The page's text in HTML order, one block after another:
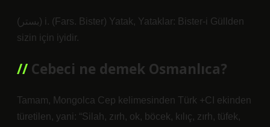
(ﺑﺴﺘﺮ) i. (Fars. Bister) Yatak, Yataklar: Bister-i Güllden
sizin için iyidir.
Cebeci ne demek Osmanlıca?
Tamam, Mongolca Cep kelimesinden Türk +CI ekinden
türetilen, yani: “Silah, zırh, ok, böcek, kılıç, zırh, tüfek,